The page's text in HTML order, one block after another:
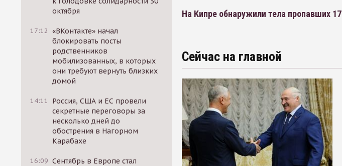
октября
17:12 «ВКонтакте» начал
блокировать посты
родственников
мобилизованных, в которых
они требуют вернуть близких
домой
14:11
Россия, США и ЕС провели
секретные переговоры за
несколько дней до
обострения в Нагорном
Карабахе
16:09 Сентябрь в Европе стал
На Кипре обнаружили тела пропавших
Сейчас на главной